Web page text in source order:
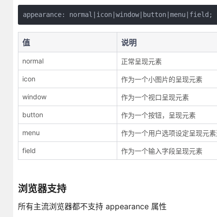
值 说明
normal 正常呈现元素
icon 作为一个小图片的呈现元素
window 作为一个视口呈现元素
button 作为一个按钮，呈现元素
menu 作为一个用户选项设定呈现元
field 作为一个输入字段呈现元素
浏览器支持
所有主流浏览器都不支持 appearance 属性